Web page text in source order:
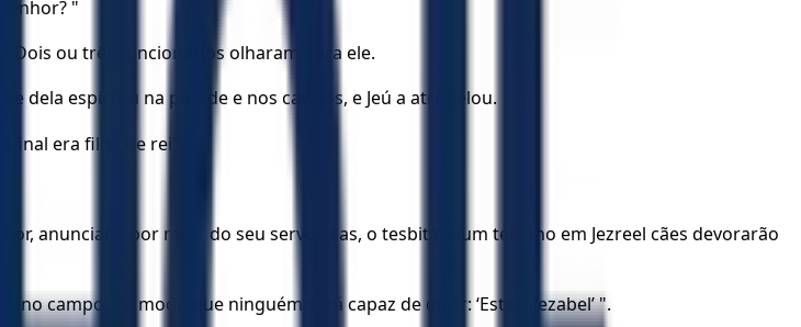
"
Dois ou três funcionários olharam para ele.
dela espirrou na parede e nos cavalos, e Jeú a atropelou.
era filha de rei".
anunciada por meio do seu servo Elias, o tesbita: Num terreno em Jezreel cães devorarão
campo, de modo que ninguém será capaz de dizer: ‘Esta é Jezabel’ ".